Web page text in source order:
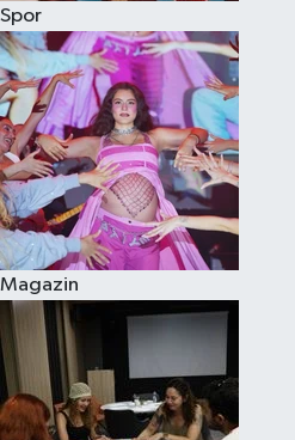
Spor
Magazin